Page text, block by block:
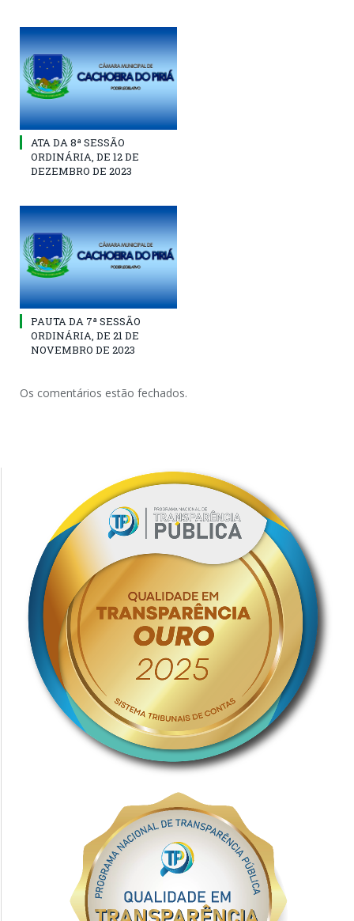
ATA DA 8ª SESSÃO
ORDINÁRIA, DE 12 DE
DEZEMBRO DE 2023
PAUTA DA 7ª SESSÃO
ORDINÁRIA, DE 21 DE
NOVEMBRO DE 2023
Os comentários estão fechados.